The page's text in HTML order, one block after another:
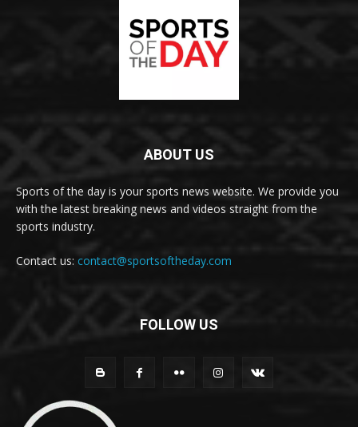
ABOUT US
Sports of the day is your sports news website. We provide you
with the latest breaking news and videos straight from the
sports industry.
Contact us: contact@sportsoftheday.com
FOLLOW US